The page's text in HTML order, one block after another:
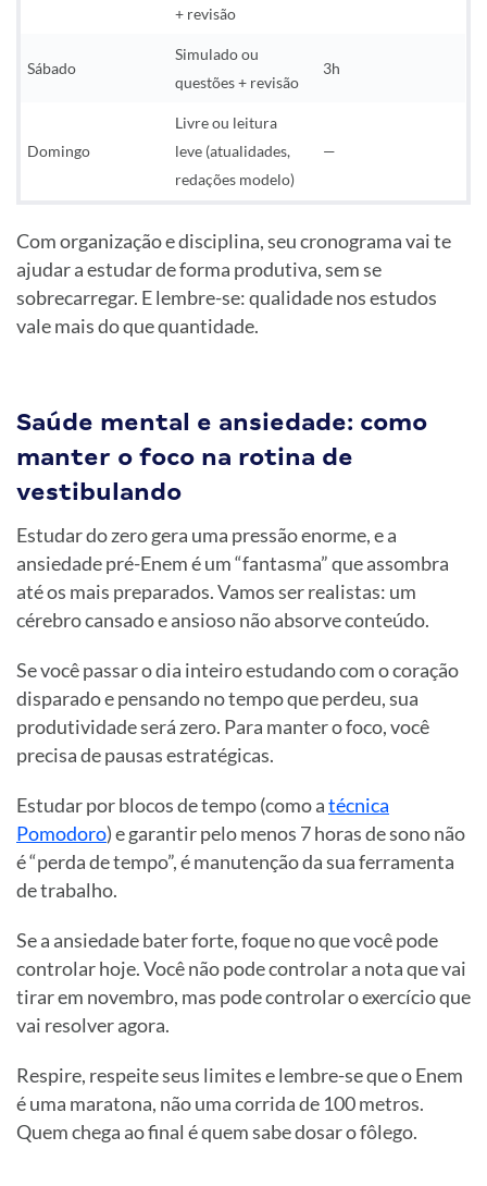
+ revisão
Sábado
Simulado ou
questões + revisão
3h
Domingo
Livre ou leitura
leve (atualidades,
redações modelo)
—
Com organização e disciplina, seu cronograma vai te
ajudar a estudar de forma produtiva, sem se
sobrecarregar. E lembre-se: qualidade nos estudos
vale mais do que quantidade.
Saúde mental e ansiedade: como
manter o foco na rotina de
vestibulando
Estudar do zero gera uma pressão enorme, e a
ansiedade pré-Enem é um “fantasma” que assombra
até os mais preparados. Vamos ser realistas: um
cérebro cansado e ansioso não absorve conteúdo.
Se você passar o dia inteiro estudando com o coração
disparado e pensando no tempo que perdeu, sua
produtividade será zero. Para manter o foco, você
precisa de pausas estratégicas.
Estudar por blocos de tempo (como atécnica
Pomodoro) e garantir pelo menos 7 horas de sono não
é “perda de tempo”, é manutenção da sua ferramenta
de trabalho.
Se a ansiedade bater forte, foque no que você pode
controlar hoje. Você não pode controlar a nota que vai
tirar em novembro, mas pode controlar o exercício que
vai resolver agora.
Respire, respeite seus limites e lembre-se que o Enem
é uma maratona, não uma corrida de 100 metros.
Quem chega ao final é quem sabe dosar o fôlego.